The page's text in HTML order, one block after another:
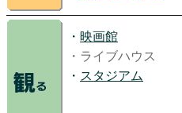
・ 映画館
・ライブハウス
・ スタジアム